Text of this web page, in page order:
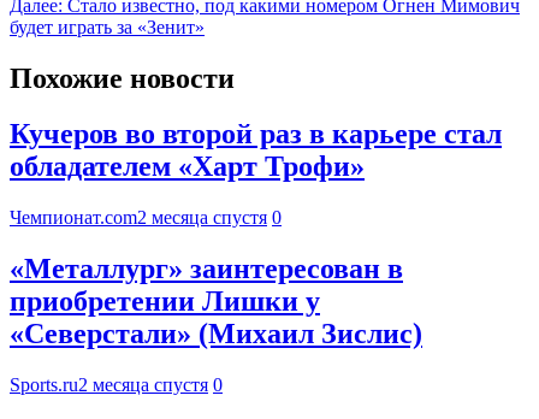
Далее: Стало известно, под какими номером Огнен Мимович
будет играть за «Зенит»
Похожие новости
Кучеров во второй раз в карьере стал
обладателем «Харт Трофи»
Чемпионат.com2 месяца спустя 0
«Металлург» заинтересован в
приобретении Лишки у
«Северстали» (Михаил Зислис)
Sports.ru2 месяца спустя 0